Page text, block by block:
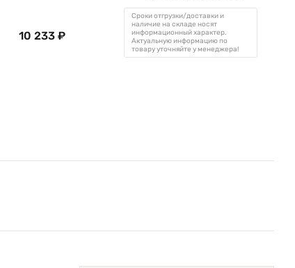
10 233 ₽
Сроки отгрузки/доставки и
наличие на складе носят
информационный характер.
Актуальную информацию по
товару уточняйте у менеджера!